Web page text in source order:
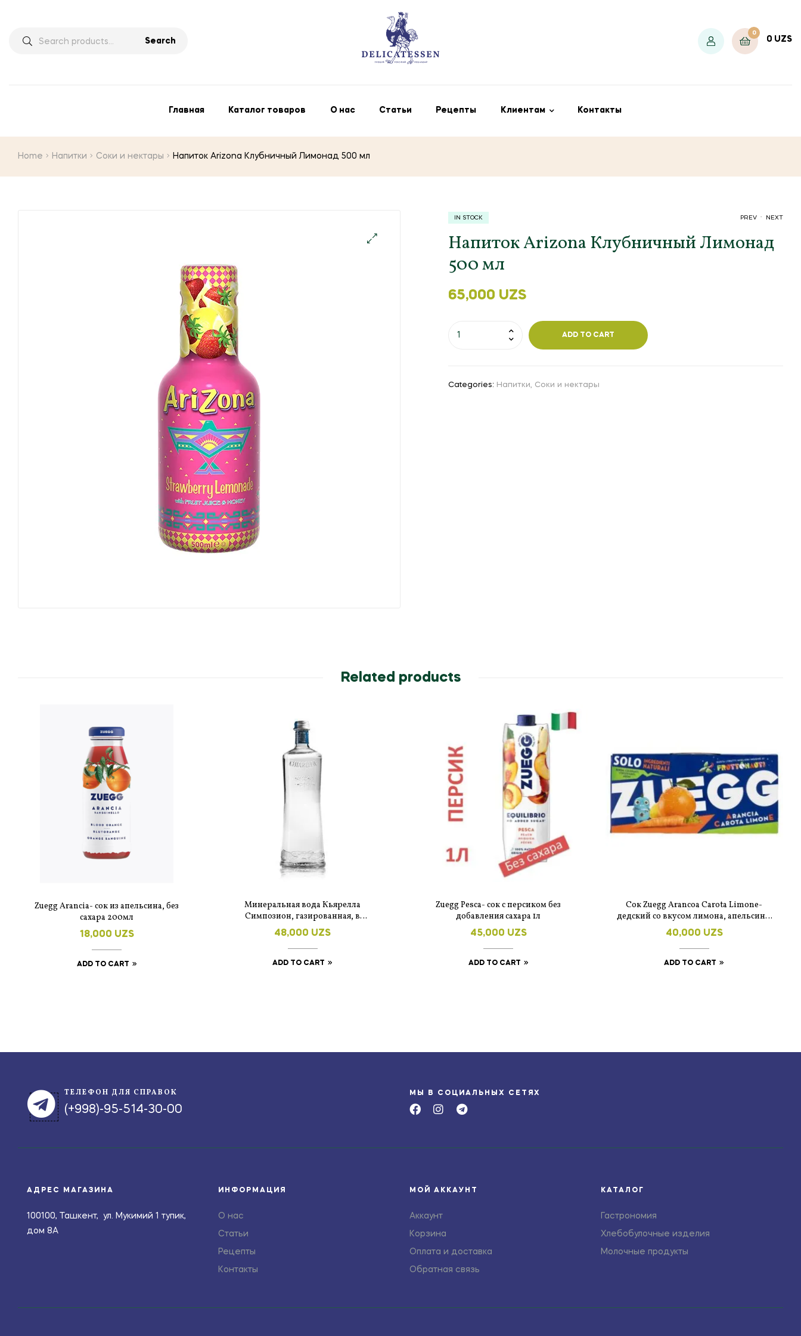
Search
0
0 UZS
Главная Каталог товаров О нас Статьи Рецепты Клиентам Контакты
Home Напитки Соки и нектары Напиток Arizona Клубничный Лимонад 500 мл
PREV NEXT
IN STOCK
Напиток Arizona Клубничный Лимонад
500 мл
65,000 UZS
ADD TO CART
Categories: Напитки, Соки и нектары
Related products
Zuegg Arancia- сок из апельсина, без
сахара 200мл
18,000 UZS
ADD TO CART
Минеральная вода Кьярелла
Симпозион, газированная, в
стеклянной бутылке, 0.9л
48,000 UZS
ADD TO CART
Zuegg Pesca- cок с персиком без
добавления сахара 1л
45,000 UZS
ADD TO CART
Сок Zuegg Arancoa Carota Limone-
дедский со вкусом лимона, апельсина,
моркови без сахара 3×200мл
40,000 UZS
ADD TO CART
ТЕЛЕФОН ДЛЯ СПРАВОК
(+998)-95-514-30-00
МЫ В СОЦИАЛЬНЫХ СЕТЯХ
АДРЕС МАГАЗИНА
100100, Ташкент, ул. Мукимий 1 тупик,
дом 8А
ИНФОРМАЦИЯ
О нас
Статьи
Рецепты
Контакты
МОЙ АККАУНТ
Аккаунт
Корзина
Оплата и доставка
Обратная связь
КАТАЛОГ
Гастрономия
Хлебобулочные изделия
Молочные продукты